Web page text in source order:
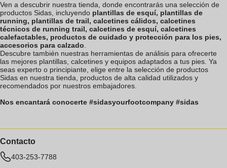
Ven a descubrir nuestra tienda, donde encontrarás una selección de
productos Sidas, incluyendo plantillas de esquí, plantillas de
running, plantillas de trail, calcetines cálidos, calcetines
técnicos de running trail, calcetines de esquí, calcetines
calefactables, productos de cuidado y protección para los pies,
accesorios para calzado.
Descubre también nuestras herramientas de análisis para ofrecerte
las mejores plantillas, calcetines y equipos adaptados a tus pies. Ya
seas experto o principiante, elige entre la selección de productos
Sidas en nuestra tienda, productos de alta calidad utilizados y
recomendados por nuestros embajadores.
Nos encantará conocerte #sidasyourfootcompany #sidas
Contacto
403-253-7788